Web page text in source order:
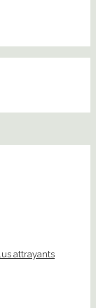
attrayants